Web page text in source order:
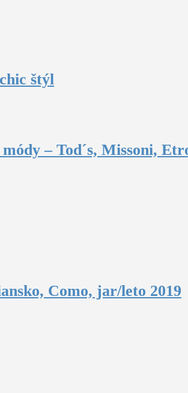
štýl
– Tod´s, Missoni,
Como, jar/leto 2019